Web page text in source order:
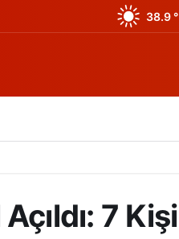
38.9 °
7 Kişi